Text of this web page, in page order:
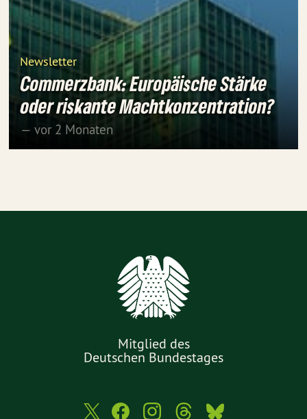
Newsletter
Commerzbank: Europäische Stärke
oder riskante Machtkonzentration?
— vor 2 Monaten
Mitglied des
Deutschen Bundestages